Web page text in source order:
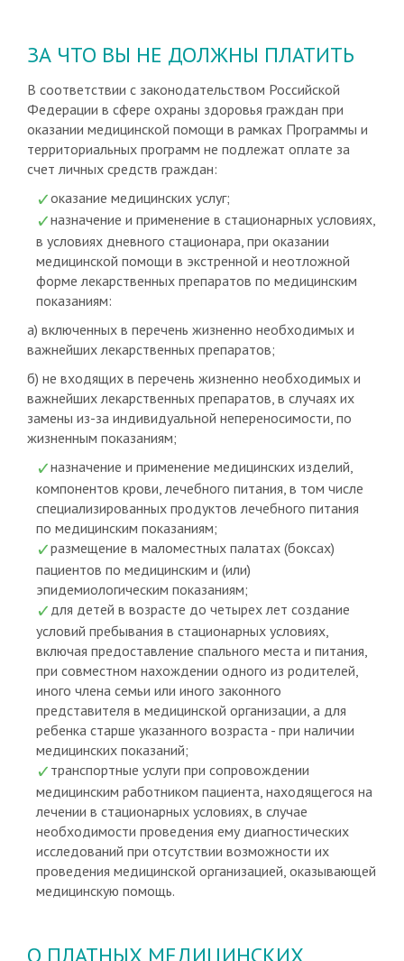
ЗА ЧТО ВЫ НЕ ДОЛЖНЫ ПЛАТИТЬ
В соответствии с законодательством Российской
Федерации в сфере охраны здоровья граждан при
оказании медицинской помощи в рамках Программы и
территориальных программ не подлежат оплате за
счет личных средств граждан:
оказание медицинских услуг;
назначение и применение в стационарных условиях,
в условиях дневного стационара, при оказании
медицинской помощи в экстренной и неотложной
форме лекарственных препаратов по медицинским
показаниям:
а) включенных в перечень жизненно необходимых и
важнейших лекарственных препаратов;
б) не входящих в перечень жизненно необходимых и
важнейших лекарственных препаратов, в случаях их
замены из-за индивидуальной непереносимости, по
жизненным показаниям;
назначение и применение медицинских изделий,
компонентов крови, лечебного питания, в том числе
специализированных продуктов лечебного питания
по медицинским показаниям;
размещение в маломестных палатах (боксах)
пациентов по медицинским и (или)
эпидемиологическим показаниям;
для детей в возрасте до четырех лет создание
условий пребывания в стационарных условиях,
включая предоставление спального места и питания,
при совместном нахождении одного из родителей,
иного члена семьи или иного законного
представителя в медицинской организации, а для
ребенка старше указанного возраста - при наличии
медицинских показаний;
транспортные услуги при сопровождении
медицинским работником пациента, находящегося на
лечении в стационарных условиях, в случае
необходимости проведения ему диагностических
исследований при отсутствии возможности их
проведения медицинской организацией, оказывающей
медицинскую помощь.
О ПЛАТНЫХ МЕДИЦИНСКИХ